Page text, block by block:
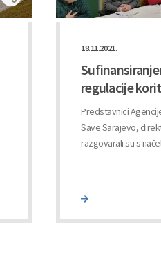
18.11.2021.
regulacije
Predstavnici
Save Sarajevo,
razgovarali su s